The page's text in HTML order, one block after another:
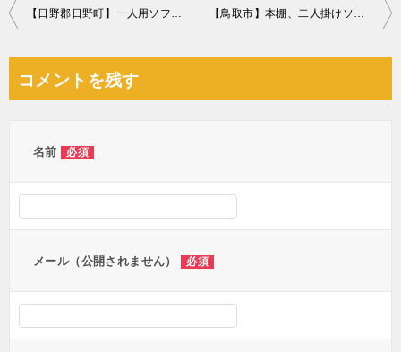
投
ビ
【日野郡日野町】一人用ソファーの回収・処分ご依頼 お客様の声 【鳥取市】本棚、二人掛けソファー、衣装ケース、ラック等の回収
コメントを残す
名前 必須
メール（公開されません） 必須